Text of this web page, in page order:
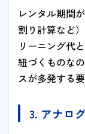
レンタル期間
割り計算など
リーニング代
紐づくものな
スが多発する要
3. アナロ